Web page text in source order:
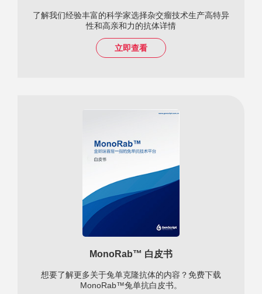
了解我们经验丰富的科学家选择杂交瘤技术生产高特异
性和高亲和力的抗体详情
立即查看
MonoRab™ 白皮书
想要了解更多关于兔单克隆抗体的内容？免费下载
MonoRab™兔单抗白皮书。